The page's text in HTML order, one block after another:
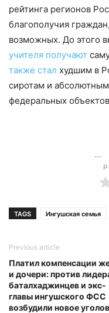
рейтинга регионов
благополучия
возможных. До этого
учителя получают
также стал худшим в
сиротам и
федеральных
TAGS Ингушская семья
Previous article
Платил компенсации
и дочери: против
баталхаджинцев и экс-
главы ингушского ФСС
возбудили новое